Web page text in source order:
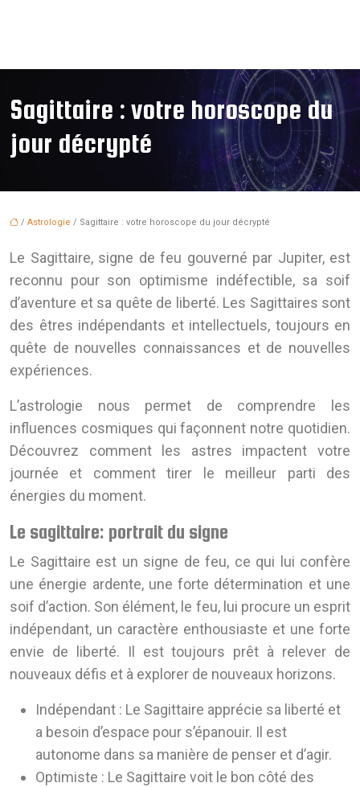
Sagittaire : votre horoscope du
jour décrypté
/ Astrologie / Sagittaire : votre horoscope du jour décrypté
Le Sagittaire, signe de feu gouverné par Jupiter, est
reconnu pour son optimisme indéfectible, sa soif
d’aventure et sa quête de liberté. Les Sagittaires sont
des êtres indépendants et intellectuels, toujours en
quête de nouvelles connaissances et de nouvelles
expériences.
L’astrologie nous permet de comprendre les
influences cosmiques qui façonnent notre quotidien.
Découvrez comment les astres impactent votre
journée et comment tirer le meilleur parti des
énergies du moment.
Le sagittaire: portrait du signe
Le Sagittaire est un signe de feu, ce qui lui confère
une énergie ardente, une forte détermination et une
soif d’action. Son élément, le feu, lui procure un esprit
indépendant, un caractère enthousiaste et une forte
envie de liberté. Il est toujours prêt à relever de
nouveaux défis et à explorer de nouveaux horizons.
Indépendant : Le Sagittaire apprécie sa liberté et
a besoin d’espace pour s’épanouir. Il est
autonome dans sa manière de penser et d’agir.
Optimiste : Le Sagittaire voit le bon côté des